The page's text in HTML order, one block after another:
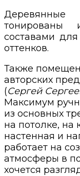
тонированы
составами
оттенков.
Также
авторских
(Сергей
Максимум
из основных
на потолке, на
настенная и
работает на
атмосферы в
хочется